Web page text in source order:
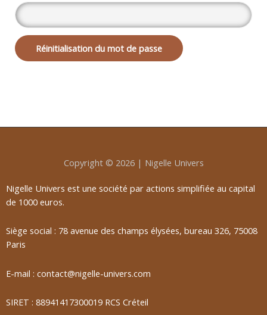
Réinitialisation du mot de passe
Copyright © 2026 | Nigelle Univers
Nigelle Univers est une société par actions simplifiée au capital
de 1000 euros.
Siège social : 78 avenue des champs élysées, bureau 326, 75008
Paris
E-mail : contact@nigelle-univers.com
SIRET : 88941417300019 RCS Créteil